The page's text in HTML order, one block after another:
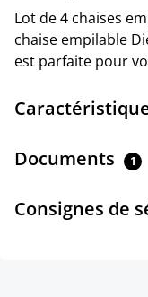
Lot de 4 chaises
chaise empilable
est parfaite pour
Documents 1
Consignes de